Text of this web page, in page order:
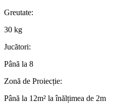
Greutate:
30 kg
Jucători:
Până la 8
Zonă de Proiecție:
Până la 12m² la înălțimea de 2m